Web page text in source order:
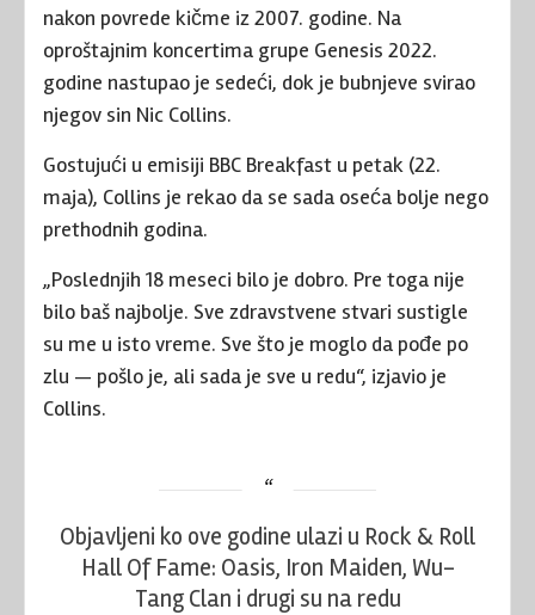
nakon povrede kičme iz 2007. godine. Na
oproštajnim koncertima grupe Genesis 2022.
godine nastupao je sedeći, dok je bubnjeve svirao
njegov sin Nic Collins.
Gostujući u emisiji BBC Breakfast u petak (22.
maja), Collins je rekao da se sada oseća bolje nego
prethodnih godina.
„Poslednjih 18 meseci bilo je dobro. Pre toga nije
bilo baš najbolje. Sve zdravstvene stvari sustigle
su me u isto vreme. Sve što je moglo da pođe po
zlu — pošlo je, ali sada je sve u redu“, izjavio je
Collins.
Objavljeni ko ove godine ulazi u Rock & Roll
Hall Of Fame: Oasis, Iron Maiden, Wu-
Tang Clan i drugi su na redu